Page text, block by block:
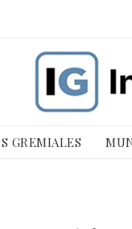
GREMIALES